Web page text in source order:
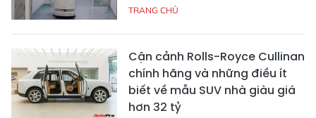
TRANG CHỦ
Cận cảnh Rolls-Royce Cullinan
chính hãng và những điều ít
biết về mẫu SUV nhà giàu giá
hơn 32 tỷ